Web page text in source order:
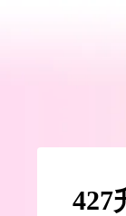
427